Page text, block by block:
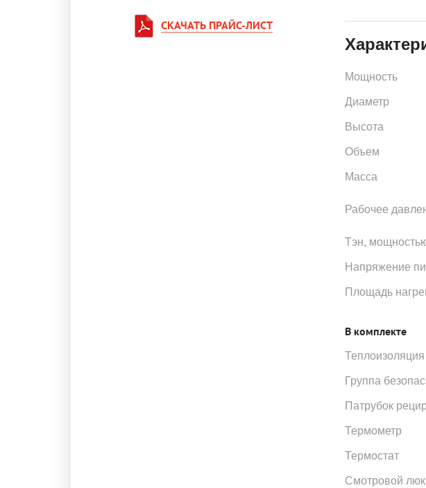
СКАЧАТЬ ПРАЙС-ЛИСТ
Мощность
Диаметр
Высота
Объем
Масса
Рабочее
Тэн,
Напряжение
Площадь
В комплекте
Теплоизоляция
Группа
Патрубок
Термометр
Термостат
Смотровой